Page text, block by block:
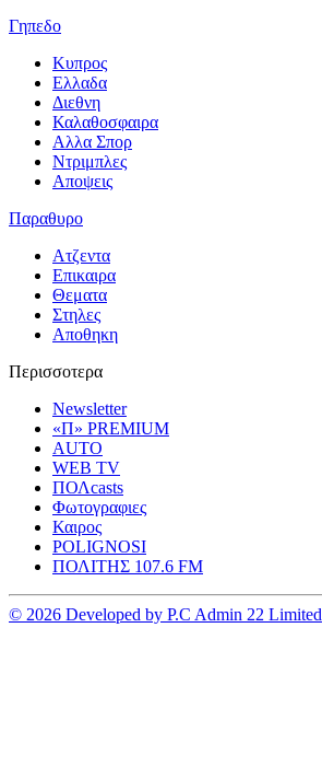
Γηπεδο
Κυπρος
Ελλαδα
Διεθνη
Καλαθοσφαιρα
Αλλα Σπορ
Ντριμπλες
Αποψεις
Παραθυρο
Ατζεντα
Επικαιρα
Θεματα
Στηλες
Αποθηκη
Περισσοτερα
Newsletter
«Π» PREMIUM
AUTO
WEB TV
ΠΟΛcasts
Φωτογραφιες
Καιρος
POLIGNOSI
ΠΟΛΙΤΗΣ 107.6 FM
© 2026 Developed by P.C Admin 22 Limited